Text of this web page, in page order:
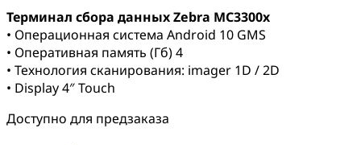
Терминал сбора данных Zebra MC3300x
• Операционная система Android 10 GMS
• Оперативная память (Гб) 4
• Технология сканирования: imager 1D / 2D
• Display 4″ Touch
Доступно для предзаказа